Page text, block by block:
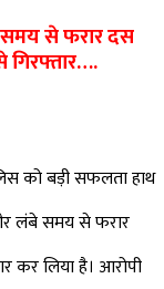
से फरार दस
गिरफ्तार….
को बड़ी सफलता हाथ
लंबे समय से फरार
कर लिया है। आरोपी